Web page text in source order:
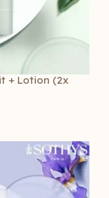
+ Lotion (2x